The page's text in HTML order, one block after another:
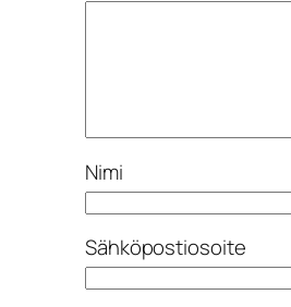
Nimi
Sähköpostiosoite